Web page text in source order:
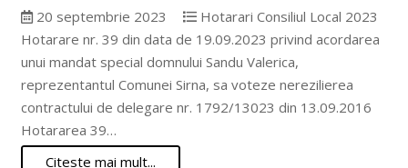
20 septembrie 2023
Hotarari Consiliul Local 2023
Hotarare nr. 39 din data de 19.09.2023 privind acordarea
unui mandat special domnului Sandu Valerica,
reprezentantul Comunei Sirna, sa voteze nerezilierea
contractului de delegare nr. 1792/13023 din 13.09.2016
Hotararea 39…
Citeste mai mult...